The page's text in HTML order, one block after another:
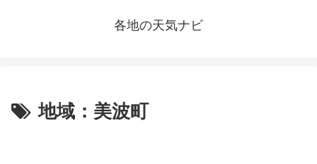
各地の天気ナビ
地域：美波町